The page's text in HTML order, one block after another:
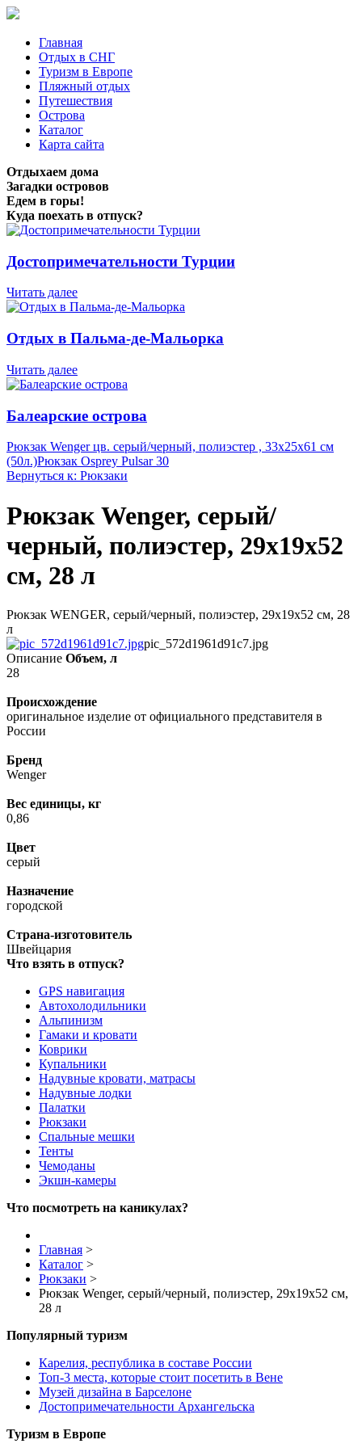
Главная
Отдых в СНГ
Туризм в Европе
Пляжный отдых
Путешествия
Острова
Каталог
Карта сайта
Отдыхаем дома
Загадки островов
Едем в горы!
Куда поехать в отпуск?
Достопримечательности Турции
Читать далее
Отдых в Пальма-де-Мальорка
Читать далее
Балеарские острова
Рюкзак Wenger цв. серый/черный, полиэстер , 33х25х61 см
(50л.)Рюкзак Osprey Pulsar 30
Вернуться к: Рюкзаки
Рюкзак Wenger, серый/
черный, полиэстер, 29х19х52
см, 28 л
Рюкзак WENGER, серый/черный, полиэстер, 29х19х52 см, 28
л
pic_572d1961d91c7.jpg
Описание Объем, л
28
Происхождение
оригинальное изделие от официального представителя в
России
Бренд
Wenger
Вес единицы, кг
0,86
Цвет
серый
Назначение
городской
Страна-изготовитель
Швейцария
Что взять в отпуск?
GPS навигация
Автохолодильники
Альпинизм
Гамаки и кровати
Коврики
Купальники
Надувные кровати, матрасы
Надувные лодки
Палатки
Рюкзаки
Спальные мешки
Тенты
Чемоданы
Экшн-камеры
Что посмотреть на каникулах?
Главная >
Каталог >
Рюкзаки >
Рюкзак Wenger, серый/черный, полиэстер, 29х19х52 см,
28 л
Популярный туризм
Карелия, республика в составе России
Топ-3 места, которые стоит посетить в Вене
Музей дизайна в Барселоне
Достопримечательности Архангельска
Туризм в Европе